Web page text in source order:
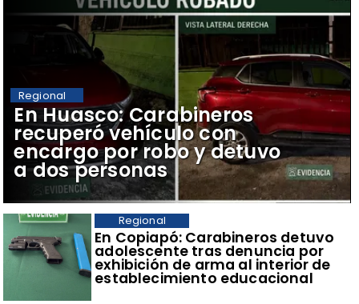
​En Copiapó: Carabineros detuvo
adolescente tras denuncia por
exhibición de arma al interior de
establecimiento educacional
Regional
​En Huasco: Carabineros
recuperó vehículo con
encargo por robo y detuvo
a dos personas
Regional